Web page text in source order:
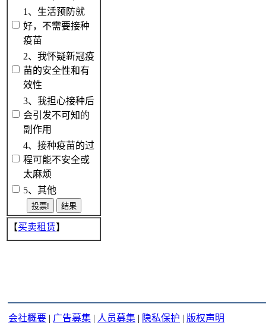
1、生活预防就
好，不需要接种
疫苗
2、我怀疑新冠疫
苗的安全性和有
效性
3、我担心接种后
会引发不可知的
副作用
4、接种疫苗的过
程可能不安全或
太麻烦
5、其他
【买卖租赁】
会社概要 | 广告募集 | 人员募集 | 隐私保护 | 版权声明